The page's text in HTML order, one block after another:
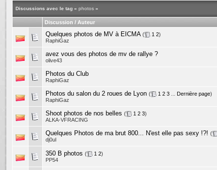
Discussions avec le tag « photos »
Discussion / Auteur
Quelques photos de MV à EICMA ( 1 2)
RaphiGaz
avez vous des photos de mv de rallye ?
olive43
Photos du Club
RaphiGaz
Photos du salon du 2 roues de Lyon ( 1 2 3 Dernière page)
RaphiGaz
Shoot photos de nos belles ( 1 2 3)
ALKA-VFRACING
Quelques Photos de ma brut 800... N'est elle pas sexy !?! (
dj0ul
350 B photos ( 1 2)
PP54